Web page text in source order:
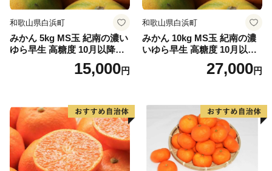
和歌山県白浜町
みかん 5kg MS玉 紀南の濃い
ゆら早生 高糖度 10月以降発
送 マルチ被覆栽培15,000円
和歌山県白浜町
みかん 10kg MS玉 紀南の濃
いゆら早生 高糖度 10月以降
発送 マルチ被覆栽培27,000円